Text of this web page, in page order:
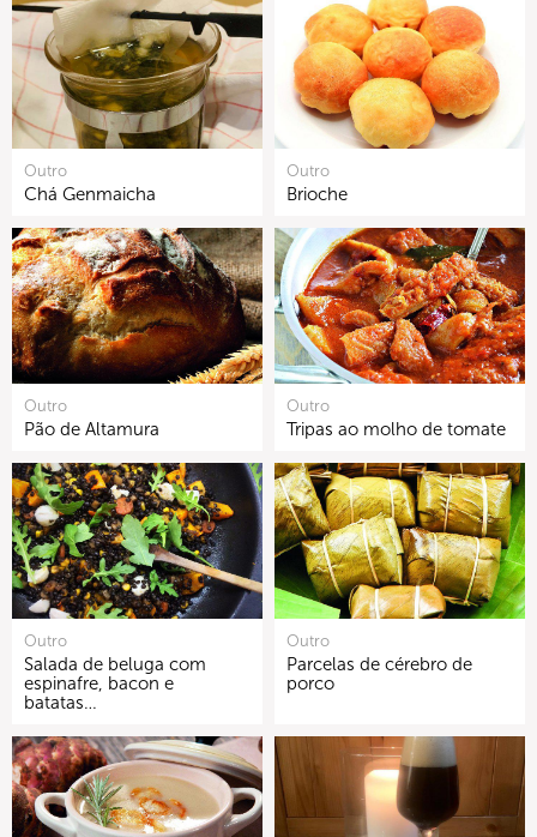
Outro
Chá Genmaicha
Outro
Brioche
Outro
Pão de Altamura
Outro
Tripas ao molho de tomate
Outro
Salada de beluga com
espinafre, bacon e
batatas…
Outro
Parcelas de cérebro de
porco